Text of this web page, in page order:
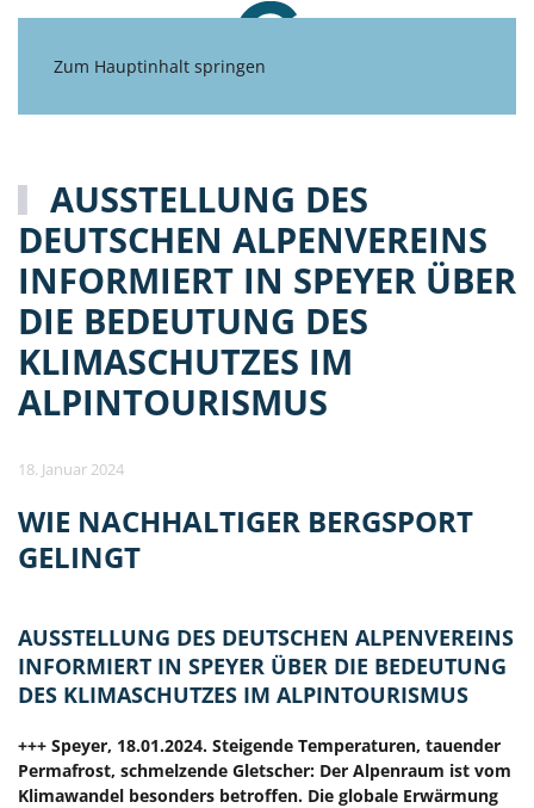
Zum Hauptinhalt springen
AUSSTELLUNG DES
DEUTSCHEN ALPENVEREINS
INFORMIERT IN SPEYER ÜBER
DIE BEDEUTUNG DES
KLIMASCHUTZES IM
ALPINTOURISMUS
18. Januar 2024
WIE NACHHALTIGER BERGSPORT
GELINGT
AUSSTELLUNG DES DEUTSCHEN ALPENVEREINS
INFORMIERT IN SPEYER ÜBER DIE BEDEUTUNG
DES KLIMASCHUTZES IM ALPINTOURISMUS
+++ Speyer, 18.01.2024. Steigende Temperaturen, tauender
Permafrost, schmelzende Gletscher: Der Alpenraum ist vom
Klimawandel besonders betroffen. Die globale Erwärmung